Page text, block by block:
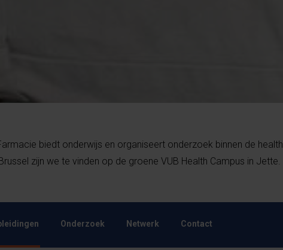
biedt onderwijs en organiseert onderzoek binnen de health
zijn we te vinden op de groene VUB Health Campus in Jette.
Onderzoek Netwerk Contact